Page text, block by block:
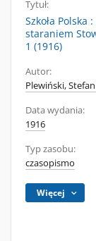
Tytuł:
Szkoła
staraniem
1 (1916)
Autor:
Plewiński,
Data wydania:
1916
Typ zasobu:
czasopismo
Więcej